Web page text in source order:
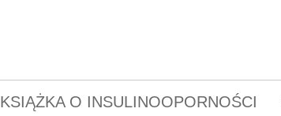
KSIĄŻKA O INSULINOOPORNOŚCI